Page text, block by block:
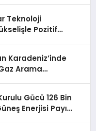
Teknoloji
Pozitif
Karadeniz’inde
Arama
Gücü 126 Bin
Enerjisi Payı